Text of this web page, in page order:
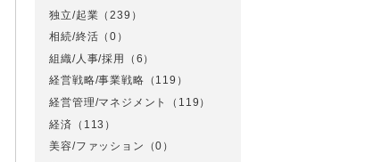
独立/起業 （239）
相続/終活 （0）
組織/人事/採用
（6）
経営戦略/事業戦略 （119）
経営管理/マネジメント
（119）
経済 （113）
美容/ファッション
（0）